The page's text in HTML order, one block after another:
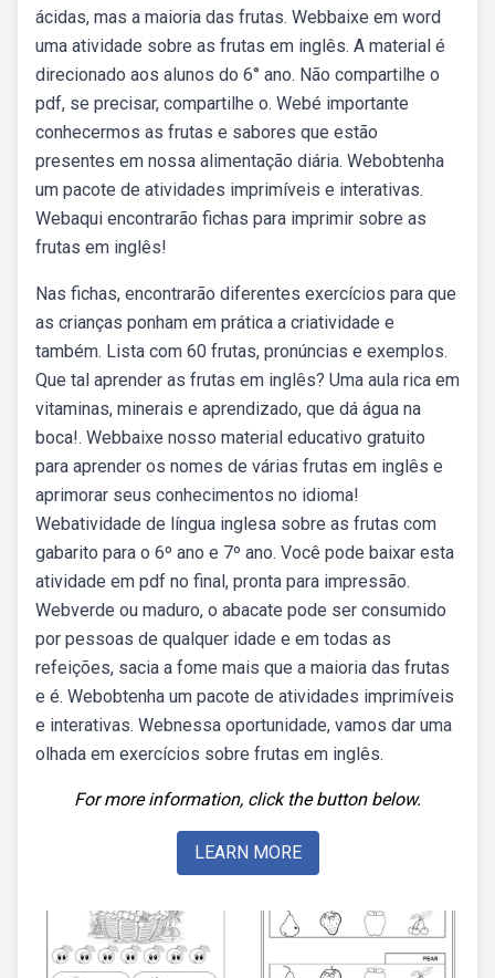
ácidas, mas a maioria das frutas. Webbaixe em word
uma atividade sobre as frutas em inglês. A material é
direcionado aos alunos do 6° ano. Não compartilhe o
pdf, se precisar, compartilhe o. Webé importante
conhecermos as frutas e sabores que estão
presentes em nossa alimentação diária. Webobtenha
um pacote de atividades imprimíveis e interativas.
Webaqui encontrarão fichas para imprimir sobre as
frutas em inglês!
Nas fichas, encontrarão diferentes exercícios para que
as crianças ponham em prática a criatividade e
também. Lista com 60 frutas, pronúncias e exemplos.
Que tal aprender as frutas em inglês? Uma aula rica em
vitaminas, minerais e aprendizado, que dá água na
boca!. Webbaixe nosso material educativo gratuito
para aprender os nomes de várias frutas em inglês e
aprimorar seus conhecimentos no idioma!
Webatividade de língua inglesa sobre as frutas com
gabarito para o 6º ano e 7º ano. Você pode baixar esta
atividade em pdf no final, pronta para impressão.
Webverde ou maduro, o abacate pode ser consumido
por pessoas de qualquer idade e em todas as
refeições, sacia a fome mais que a maioria das frutas
e é. Webobtenha um pacote de atividades imprimíveis
e interativas. Webnessa oportunidade, vamos dar uma
olhada em exercícios sobre frutas em inglês.
For more information, click the button below.
LEARN MORE